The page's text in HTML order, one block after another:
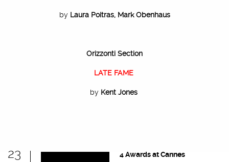
by Laura Poitras, Mark Obenhaus
Orizzonti Section
LATE FAME
by Kent Jones
23 4 Awards at Cannes